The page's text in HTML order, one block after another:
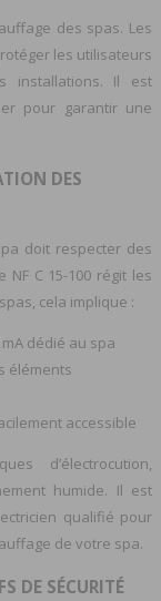
des spas. Les
les utilisateurs
installations. Il est
pour garantir une
DES
doit respecter des
C 15-100 régit les
cela implique :
dédié au spa
éléments
accessible
d’électrocution,
humide. Il est
qualifié pour
de votre spa.
DE SÉCURITÉ